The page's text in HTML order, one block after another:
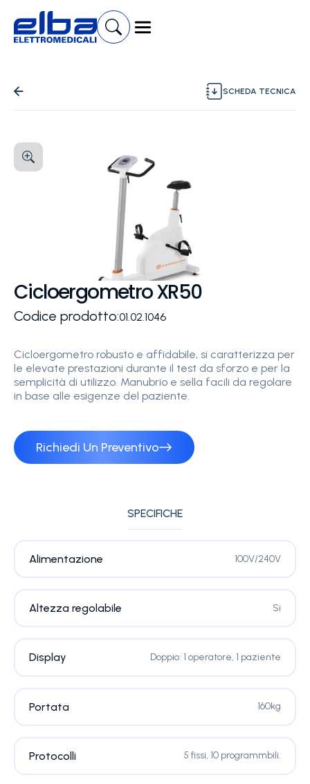
SCHEDA TECNICA
Cicloergometro XR50
Codice prodotto:01.02.1046
Cicloergometro robusto e affidabile, si caratterizza per
le elevate prestazioni durante il test da sforzo e per la
semplicità di utilizzo. Manubrio e sella facili da regolare
in base alle esigenze del paziente.
Richiedi Un Preventivo
SPECIFICHE
Alimentazione 100V/240V
Altezza regolabile Si
Display Doppio: 1 operatore, 1 paziente
Portata 160kg
Protocolli 5 fissi, 10 programmbili.